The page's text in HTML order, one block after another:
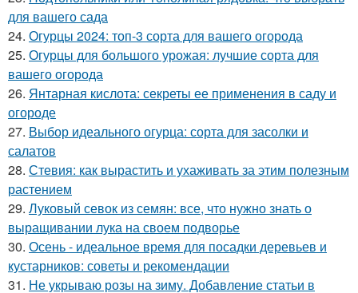
для вашего сада
24. Огурцы 2024: топ-3 сорта для вашего огорода
25. Огурцы для большого урожая: лучшие сорта для
вашего огорода
26. Янтарная кислота: секреты ее применения в саду и
огороде
27. Выбор идеального огурца: сорта для засолки и
салатов
28. Стевия: как вырастить и ухаживать за этим полезным
растением
29. Луковый севок из семян: все, что нужно знать о
выращивании лука на своем подворье
30. Осень - идеальное время для посадки деревьев и
кустарников: советы и рекомендации
31. Не укрываю розы на зиму. Добавление статьи в